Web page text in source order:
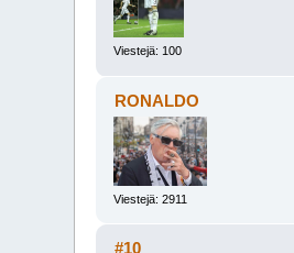
Viestejä: 100
RONALDO
Viestejä: 2911
#10